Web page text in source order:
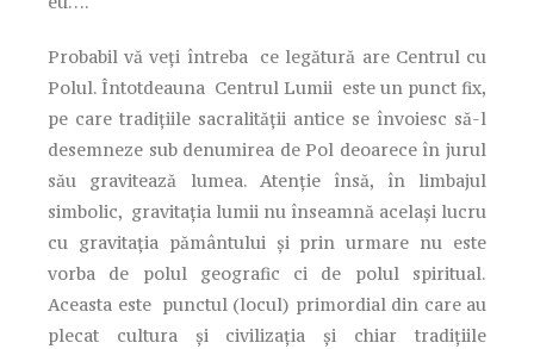
Probabil vă veţi întreba ce legătură are Centrul cu
Polul. Întotdeauna Centrul Lumii este un punct fix,
pe care tradiţiile sacralităţii antice se învoiesc să-l
desemneze sub denumirea de Pol deoarece în jurul
său gravitează lumea. Atenţie însă, în limbajul
simbolic, gravitaţia lumii nu înseamnă acelaşi lucru
cu gravitaţia pământului şi prin urmare nu este
vorba de polul geografic ci de polul spiritual.
Aceasta este punctul (locul) primordial din care au
plecat cultura şi civilizaţia şi chiar tradiţiile